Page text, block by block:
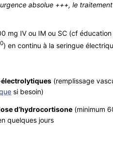
absolue +++, le
mg IV ou IM ou SC (cf
0) en continu à la seringue
(remplissage
si besoin)
d’hydrocortisone (minimum
quelques jours